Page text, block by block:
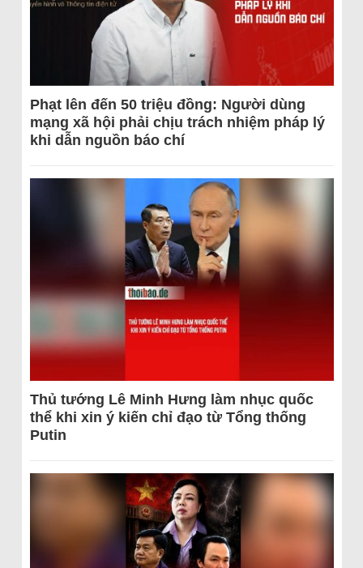
Phạt lên đến 50 triệu đồng: Người dùng
mạng xã hội phải chịu trách nhiệm pháp lý
khi dẫn nguồn báo chí
Thủ tướng Lê Minh Hưng làm nhục quốc
thể khi xin ý kiến chỉ đạo từ Tổng thống
Putin